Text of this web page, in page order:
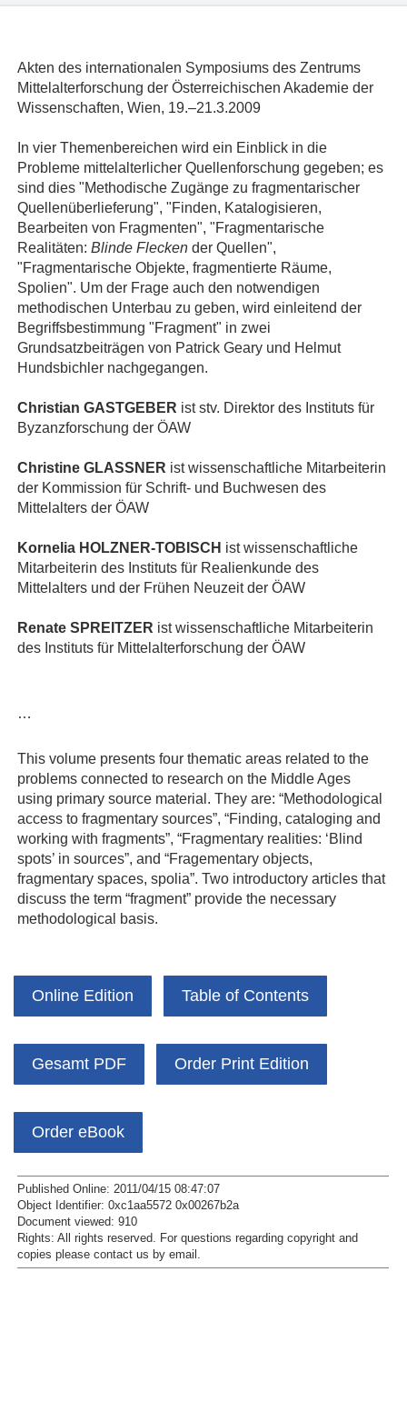
Akten des internationalen Symposiums des Zentrums
Mittelalterforschung der Österreichischen Akademie der
Wissenschaften, Wien, 19.–21.3.2009
In vier Themenbereichen wird ein Einblick in die
Probleme mittelalterlicher Quellenforschung gegeben; es
sind dies "Methodische Zugänge zu fragmentarischer
Quellenüberlieferung", "Finden, Katalogisieren,
Bearbeiten von Fragmenten", "Fragmentarische
Realitäten: Blinde Flecken der Quellen",
"Fragmentarische Objekte, fragmentierte Räume,
Spolien". Um der Frage auch den notwendigen
methodischen Unterbau zu geben, wird einleitend der
Begriffsbestimmung "Fragment" in zwei
Grundsatzbeiträgen von Patrick Geary und Helmut
Hundsbichler nachgegangen.
Christian GASTGEBER ist stv. Direktor des Instituts für
Byzanzforschung der ÖAW
Christine GLASSNER ist wissenschaftliche Mitarbeiterin
der Kommission für Schrift- und Buchwesen des
Mittelalters der ÖAW
Kornelia HOLZNER-TOBISCH ist wissenschaftliche
Mitarbeiterin des Instituts für Realienkunde des
Mittelalters und der Frühen Neuzeit der ÖAW
Renate SPREITZER ist wissenschaftliche Mitarbeiterin
des Instituts für Mittelalterforschung der ÖAW
…
This volume presents four thematic areas related to the
problems connected to research on the Middle Ages
using primary source material. They are: “Methodological
access to fragmentary sources”, “Finding, cataloging and
working with fragments”, “Fragmentary realities: ‘Blind
spots’ in sources”, and “Fragementary objects,
fragmentary spaces, spolia”. Two introductory articles that
discuss the term “fragment” provide the necessary
methodological basis.
Online Edition Table of Contents
Gesamt PDF Order Print Edition
Order eBook
Published Online: 2011/04/15 08:47:07
Object Identifier: 0xc1aa5572 0x00267b2a
Document viewed: 910
Rights: All rights reserved. For questions regarding copyright and
copies please contact us by email .